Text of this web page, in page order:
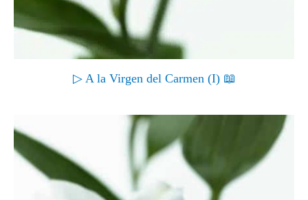
▷ A la Virgen del Carmen (I) 📖